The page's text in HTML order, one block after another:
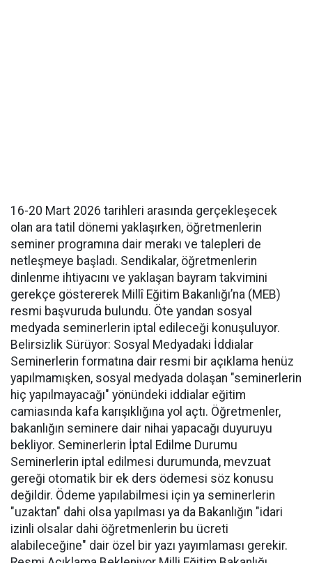
16-20 Mart 2026 tarihleri arasında gerçekleşecek
olan ara tatil dönemi yaklaşırken, öğretmenlerin
seminer programına dair merakı ve talepleri de
netleşmeye başladı. Sendikalar, öğretmenlerin
dinlenme ihtiyacını ve yaklaşan bayram takvimini
gerekçe göstererek Millî Eğitim Bakanlığı’na (MEB)
resmi başvuruda bulundu. Öte yandan sosyal
medyada seminerlerin iptal edileceği konuşuluyor.
Belirsizlik Sürüyor: Sosyal Medyadaki İddialar
Seminerlerin formatına dair resmi bir açıklama henüz
yapılmamışken, sosyal medyada dolaşan "seminerlerin
hiç yapılmayacağı" yönündeki iddialar eğitim
camiasında kafa karışıklığına yol açtı. Öğretmenler,
bakanlığın seminere dair nihai yapacağı duyuruyu
bekliyor. Seminerlerin İptal Edilme Durumu
Seminerlerin iptal edilmesi durumunda, mevzuat
gereği otomatik bir ek ders ödemesi söz konusu
değildir. Ödeme yapılabilmesi için ya seminerlerin
"uzaktan" dahi olsa yapılması ya da Bakanlığın "idari
izinli olsalar dahi öğretmenlerin bu ücreti
alabileceğine" dair özel bir yazı yayımlaması gerekir.